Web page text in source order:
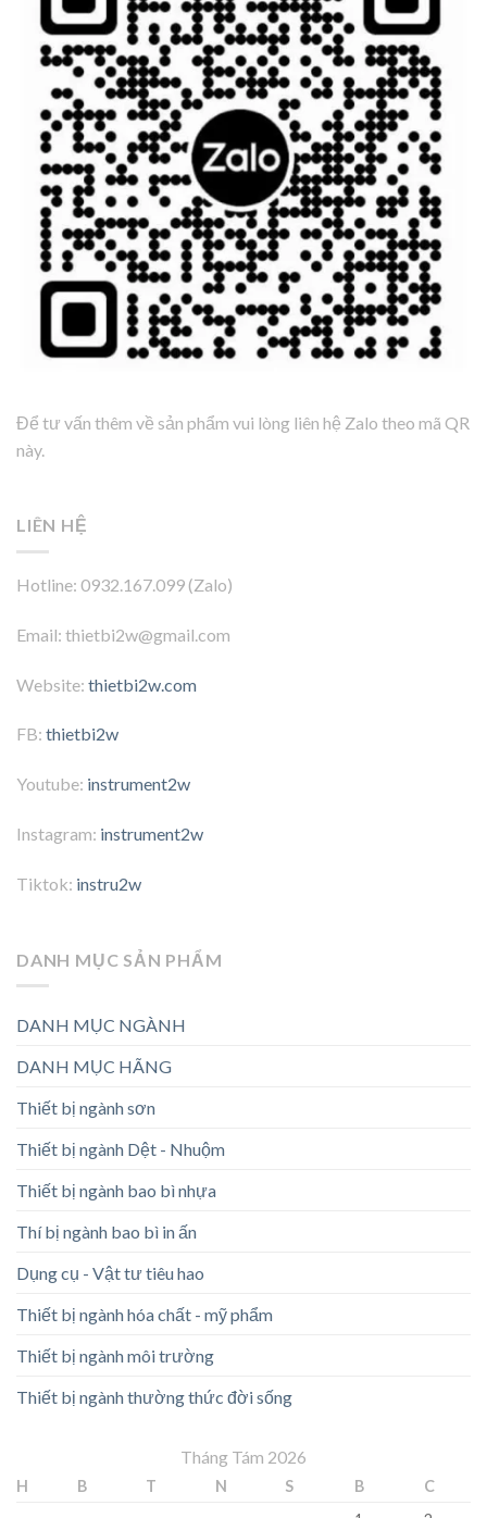
Để tư vấn thêm về sản phẩm vui lòng liên hệ Zalo theo mã QR
này.
LIÊN HỆ
Hotline: 0932.167.099 (Zalo)
Email: thietbi2w@gmail.com
Website: thietbi2w.com
FB: thietbi2w
Youtube: instrument2w
Instagram: instrument2w
Tiktok: instru2w
DANH MỤC SẢN PHẨM
DANH MỤC NGÀNH
DANH MỤC HÃNG
Thiết bị ngành sơn
Thiết bị ngành Dệt - Nhuộm
Thiết bị ngành bao bì nhựa
Thí bị ngành bao bì in ấn
Dụng cụ - Vật tư tiêu hao
Thiết bị ngành hóa chất - mỹ phẩm
Thiết bị ngành môi trường
Thiết bị ngành thường thức đời sống
Tháng Tám 2026
H B T N S B
C